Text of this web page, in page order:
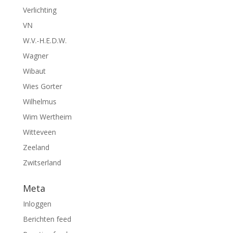
Verlichting
VN
W.V.-H.E.D.W.
Wagner
Wibaut
Wies Gorter
Wilhelmus
Wim Wertheim
Witteveen
Zeeland
Zwitserland
Meta
Inloggen
Berichten feed